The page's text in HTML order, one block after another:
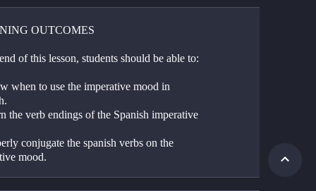
OUTCOMES
of this lesson, students should be able to:
when to use the imperative mood in
the verb endings of the Spanish imperative
conjugate the spanish verbs on the
mood.